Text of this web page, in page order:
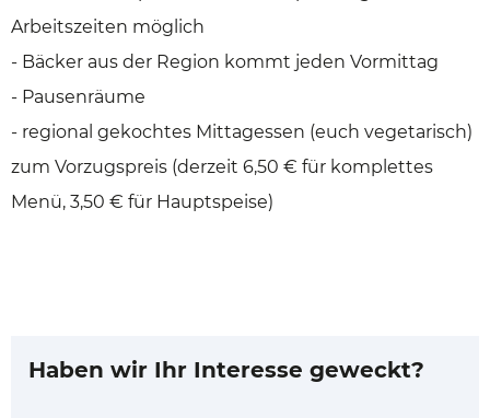
Arbeitszeiten möglich
- Bäcker aus der Region kommt jeden Vormittag
- Pausenräume
- regional gekochtes Mittagessen (euch vegetarisch)
zum Vorzugspreis (derzeit 6,50 € für komplettes
Menü, 3,50 € für Hauptspeise)
Haben wir Ihr Interesse geweckt?